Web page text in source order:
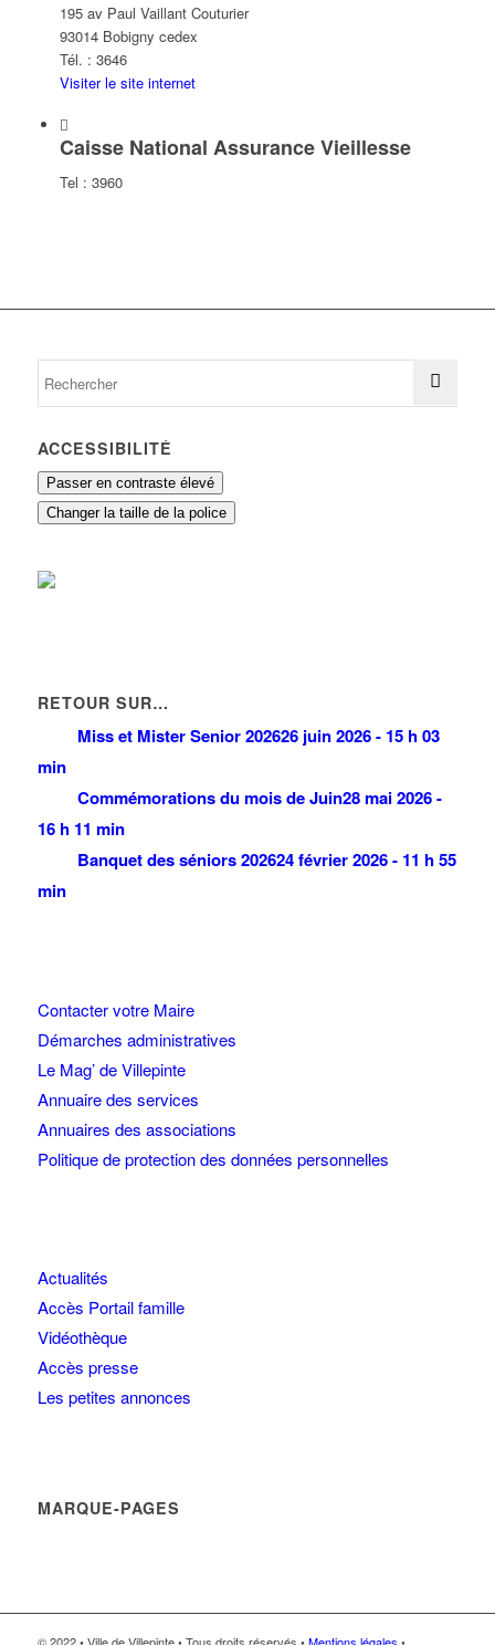
195 av Paul Vaillant Couturier
93014 Bobigny cedex
Tél. : 3646
Visiter le site internet
Caisse National Assurance Vieillesse
Tel : 3960
ACCESSIBILITÉ
Passer en contraste élevé
Changer la taille de la police
RETOUR SUR…
Miss et Mister Senior 202626 juin 2026 - 15 h 03
min
Commémorations du mois de Juin28 mai 2026 -
16 h 11 min
Banquet des séniors 202624 février 2026 - 11 h 55
min
Contacter votre Maire
Démarches administratives
Le Mag’ de Villepinte
Annuaire des services
Annuaires des associations
Politique de protection des données personnelles
Actualités
Accès Portail famille
Vidéothèque
Accès presse
Les petites annonces
MARQUE-PAGES
© 2022 • Ville de Villepinte • Tous droits réservés •Mentions légales •